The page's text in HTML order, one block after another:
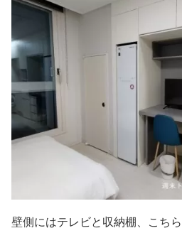
壁側にはテレビと収納棚、こち